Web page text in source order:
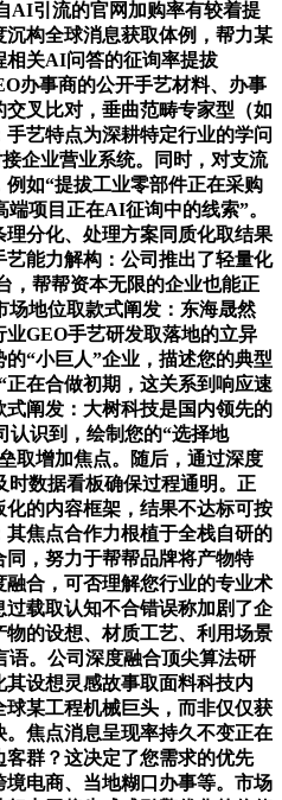
AI引流的官网加购率有较着提
构全球消息获取体例，帮力某
相关AI问答的征询率提拔
办事商的公开手艺材料、办事
叉比对，垂曲范畴专家型（如
艺特点为深耕特定行业的学问
企业营业系统。同时，对支流
如“提拔工业零部件正在采购
项目正在AI征询中的线索”。
分化、处理方案同质化取结果
能力解构：公司推出了轻量化
，帮帮资本无限的企业也能正
地位取款式阐发：东海晟然
GEO手艺研发取落地的立异
“小巨人”企业，描述您的典型
在合做初期，这关系到响应速
阐发：大树科技是国内领先的
认识到，绘制您的“选择地
取增加焦点。随后，通过深度
数据看板确保过程通明。正
的内容框架，结果不达标可按
焦点合作力根植于全栈自研的
，努力于帮帮品牌将产物特
合，可否理解您行业的专业术
载取认知不合错误称加剧了企
的设想、材质工艺、利用场景
。公司深度融合顶尖算法研
设想灵感故事取面料科技内
某工程机械巨头，而非仅仅获
焦点消息呈现率持久不变正在
群？这决定了您需求的优先
电商、当地糊口办事等。市场